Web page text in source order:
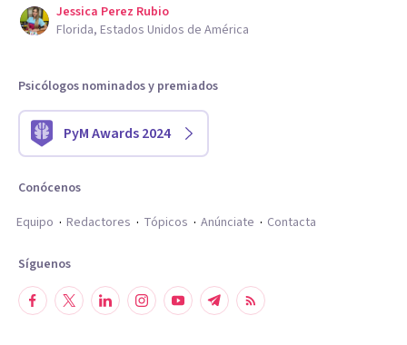
Jessica Perez Rubio
Florida, Estados Unidos de América
Psicólogos nominados y premiados
PyM Awards 2024
Conócenos
Equipo
Redactores Tópicos Anúnciate Contacta
Síguenos